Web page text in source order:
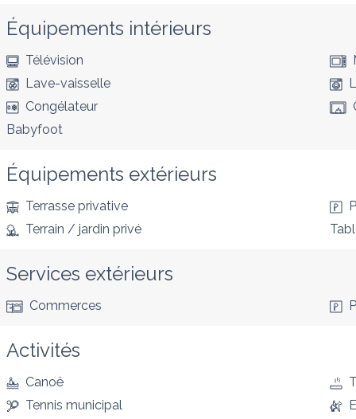
Équipements intérieurs
Télévision
Lave-vaisselle
Congélateur
Babyfoot
Équipements extérieurs
Terrasse privative
Terrain / jardin privé
Services extérieurs
Commerces
Activités
Canoë
Tennis municipal